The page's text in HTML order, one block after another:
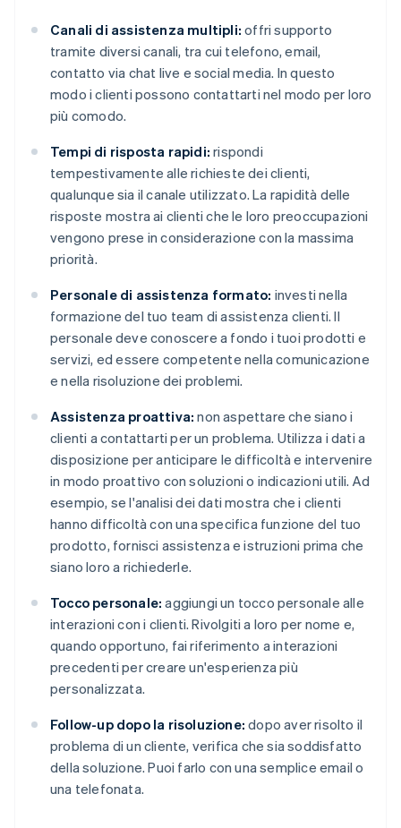
Canali di assistenza multipli: offri supporto
tramite diversi canali, tra cui telefono, email,
contatto via chat live e social media. In questo
modo i clienti possono contattarti nel modo per loro
più comodo.
Tempi di risposta rapidi: rispondi
tempestivamente alle richieste dei clienti,
qualunque sia il canale utilizzato. La rapidità delle
risposte mostra ai clienti che le loro preoccupazioni
vengono prese in considerazione con la massima
priorità.
Personale di assistenza formato: investi nella
formazione del tuo team di assistenza clienti. Il
personale deve conoscere a fondo i tuoi prodotti e
servizi, ed essere competente nella comunicazione
e nella risoluzione dei problemi.
Assistenza proattiva: non aspettare che siano i
clienti a contattarti per un problema. Utilizza i dati a
disposizione per anticipare le difficoltà e intervenire
in modo proattivo con soluzioni o indicazioni utili. Ad
esempio, se l'analisi dei dati mostra che i clienti
hanno difficoltà con una specifica funzione del tuo
prodotto, fornisci assistenza e istruzioni prima che
siano loro a richiederle.
Tocco personale: aggiungi un tocco personale alle
interazioni con i clienti. Rivolgiti a loro per nome e,
quando opportuno, fai riferimento a interazioni
precedenti per creare un'esperienza più
personalizzata.
Follow-up dopo la risoluzione: dopo aver risolto il
problema di un cliente, verifica che sia soddisfatto
della soluzione. Puoi farlo con una semplice email o
una telefonata.